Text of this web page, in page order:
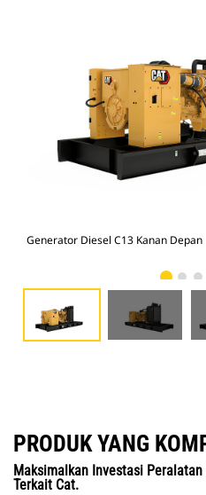
Generator Diesel C13 Kanan Depan
PRODUK YANG
Maksimalkan Investasi Peralatan
Terkait Cat.